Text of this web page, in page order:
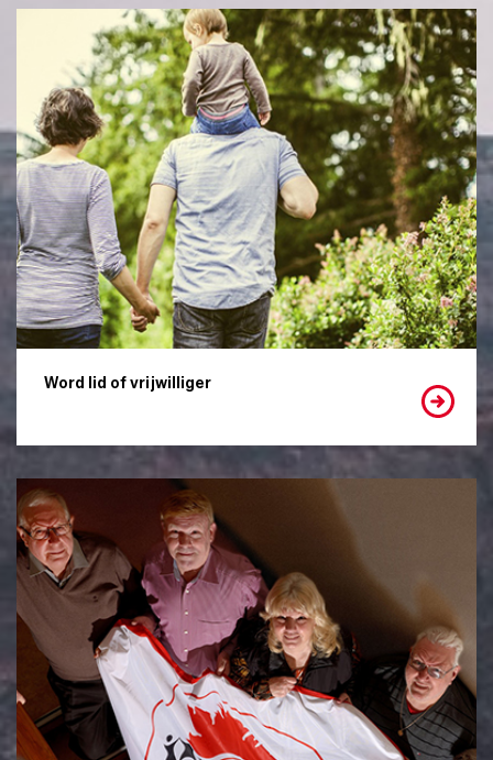
Word lid of vrijwilliger